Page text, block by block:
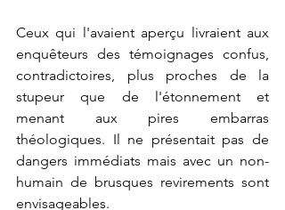
Ceux qui l'avaient aperçu livraient aux
enquêteurs des témoignages confus,
contradictoires, plus proches de la
stupeur que de l'étonnement et
menant aux pires embarras
théologiques. Il ne présentait pas de
dangers immédiats mais avec un non-
humain de brusques revirements sont
envisageables.